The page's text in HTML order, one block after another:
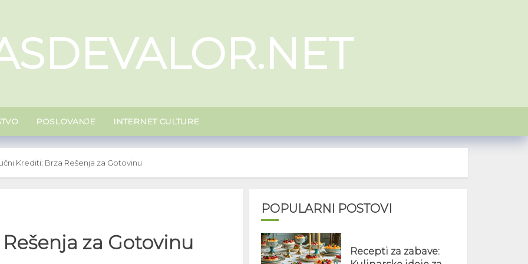
POSLOVANJE INTERNET CULTURE
Krediti: Brza Rešenja za Gotovinu
za Gotovinu
POPULARNI POSTOVI
Recepti za zabave: